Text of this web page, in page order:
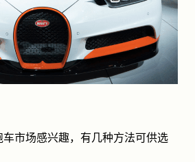
市场感兴趣，有几种方法可供选